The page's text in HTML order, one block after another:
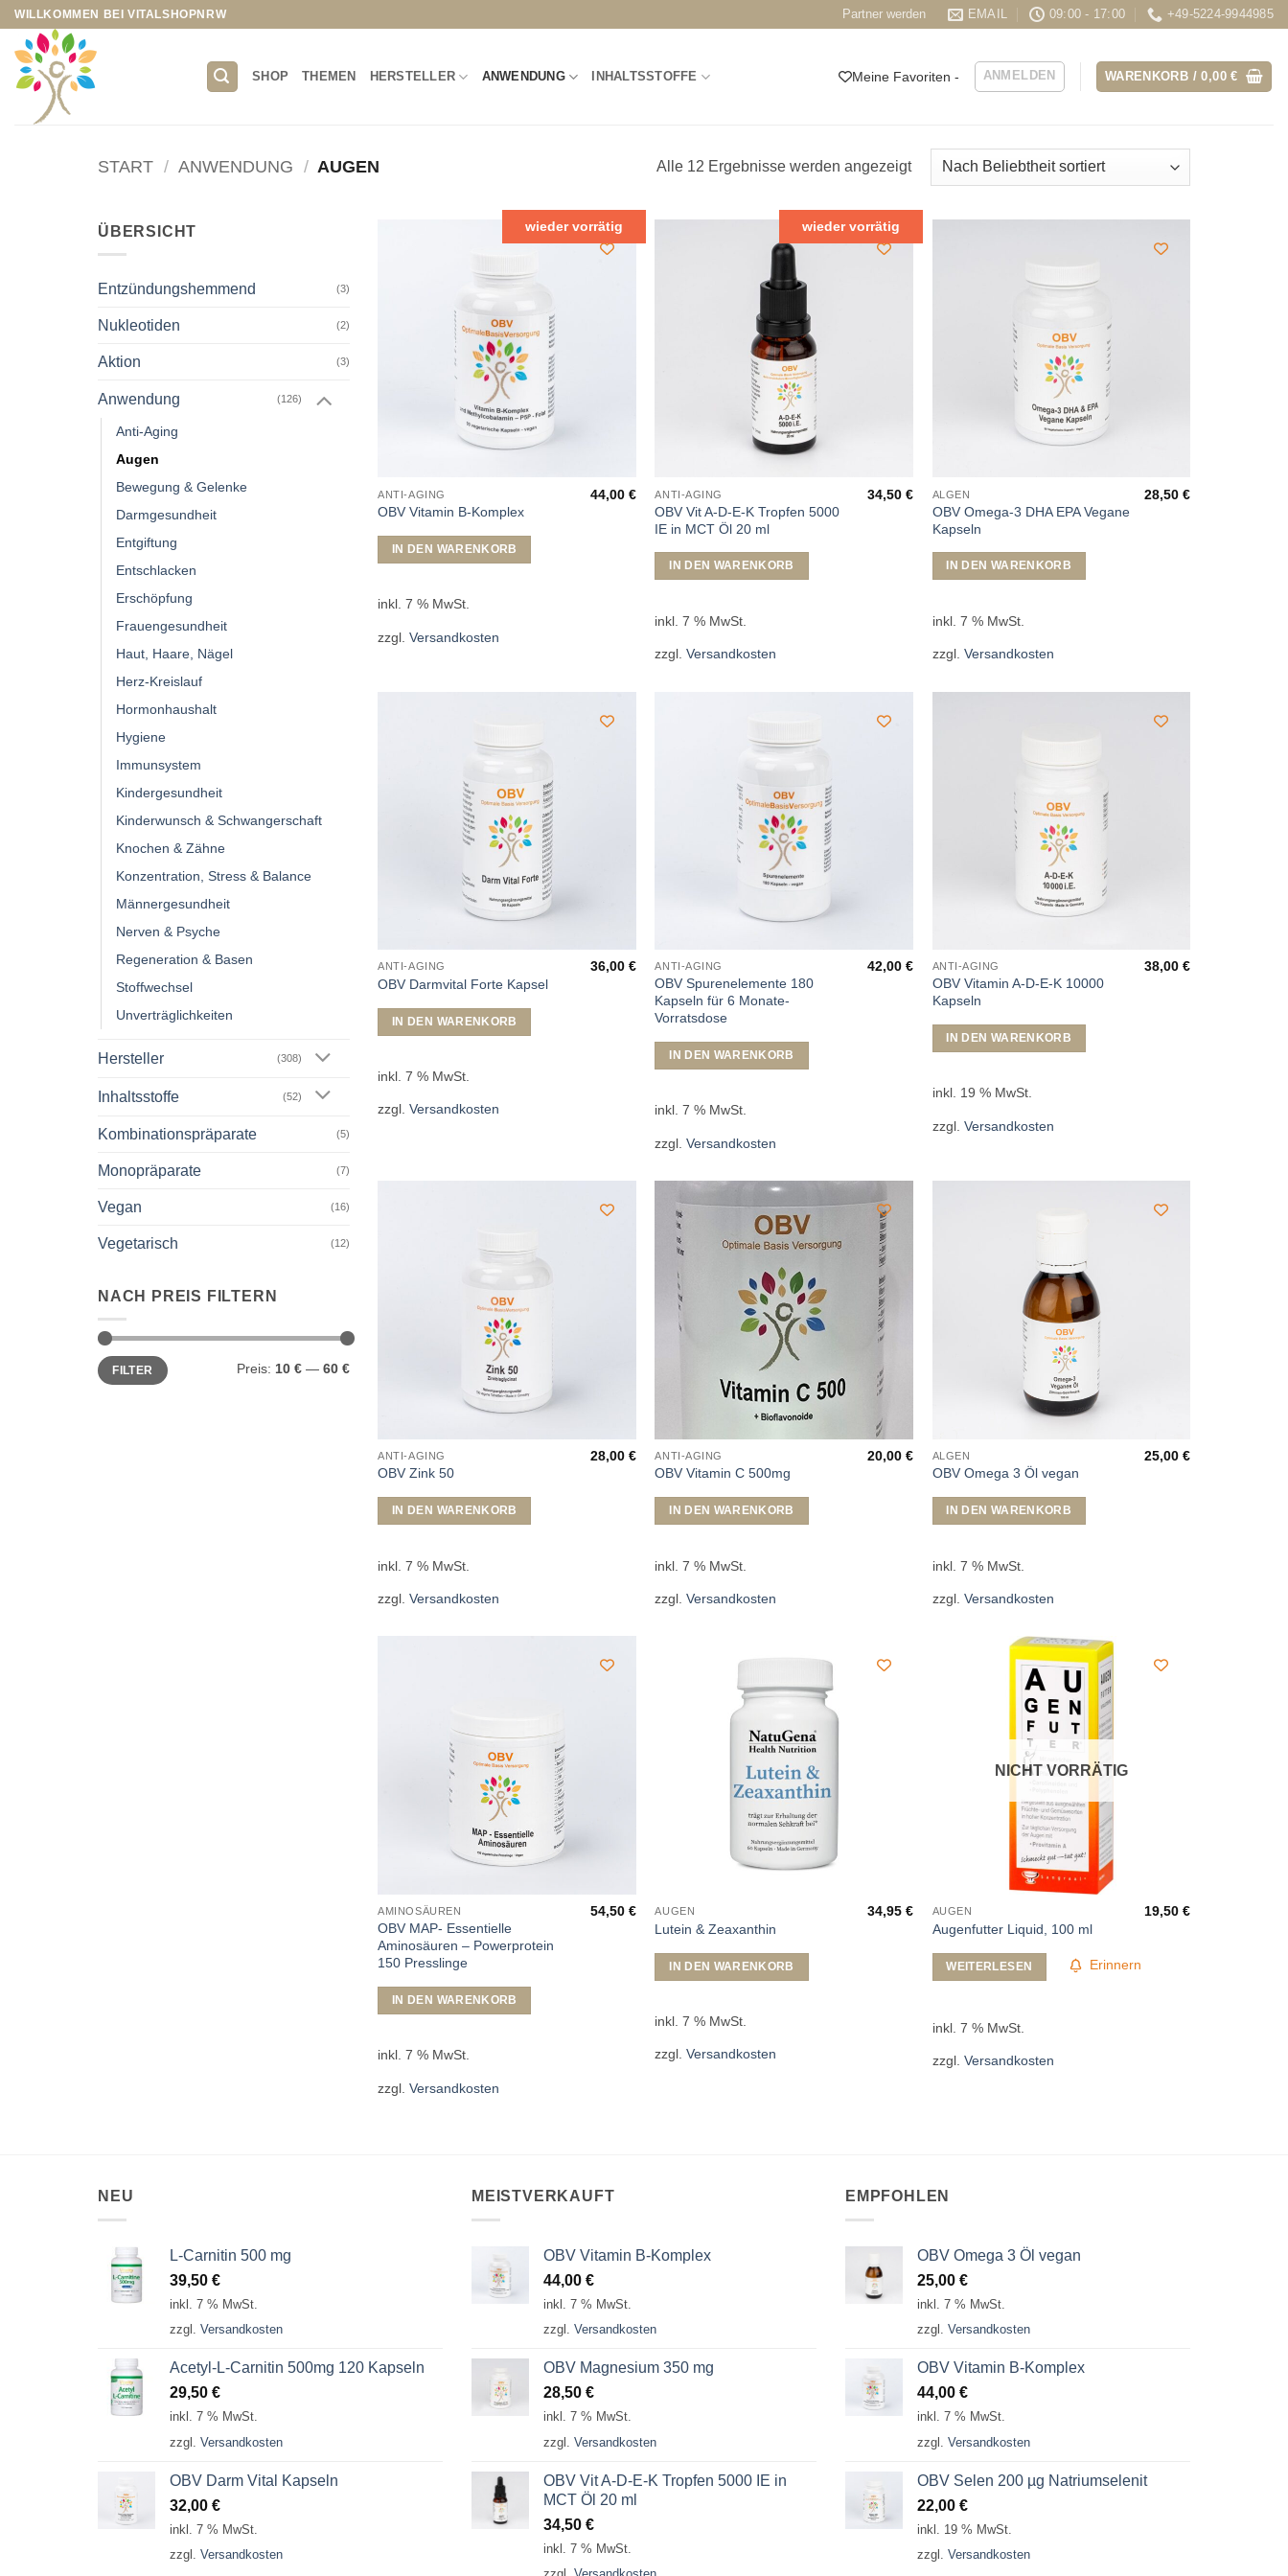
Zum
springen
WILLKOMMEN BEI VITALSHOPNRW Partner werden EMAIL 09:00 - 17:00 +49-5224-9944985
SHOP THEMEN HERSTELLER ANWENDUNG INHALTSSTOFFE Meine Favoriten - ANMELDEN WARENKORB /0,00€
START / ANWENDUNG / AUGEN Alle 12 Ergebnisse werden angezeigtNach
Beliebtheit
sortiert
ÜBERSICHT
Entzündungshemmend (3)
Nukleotiden (2)
Aktion (3)
Anwendung (126)
Anti-Aging
Augen
Bewegung & Gelenke
Darmgesundheit
Entgiftung
Entschlacken
Erschöpfung
Frauengesundheit
Haut, Haare, Nägel
Herz-Kreislauf
Hormonhaushalt
Hygiene
Immunsystem
Kindergesundheit
Kinderwunsch & Schwangerschaft
Knochen & Zähne
Konzentration, Stress & Balance
Männergesundheit
Nerven & Psyche
Regeneration & Basen
Stoffwechsel
Unverträglichkeiten
Hersteller (308)
Inhaltsstoffe (52)
Kombinationspräparate (5)
Monopräparate (7)
Vegan (16)
Vegetarisch (12)
NACH PREIS FILTERN
Min.
Preis
Max.
PreisFILTER Preis: 10 €— 60 €
wieder vorrätig
ANTI-AGING
OBV Vitamin B-Komplex
44,00 €
IN DEN WARENKORB
inkl. 7 % MwSt.
zzgl.Versandkosten
wieder vorrätig
ANTI-AGING
OBV Vit A-D-E-K Tropfen 5000
IE in MCT Öl 20 ml
34,50€
IN DEN WARENKORB
inkl. 7 % MwSt.
zzgl.Versandkosten
ALGEN
OBV Omega-3 DHA EPA Vegane
Kapseln
28,50€
IN DEN WARENKORB
inkl. 7 % MwSt.
zzgl. Versandkosten
ANTI-AGING
OBV Darmvital Forte Kapsel
36,00 €
IN DEN WARENKORB
inkl. 7 % MwSt.
zzgl.Versandkosten
ANTI-AGING
OBV Spurenelemente 180
Kapseln für 6 Monate-
Vorratsdose
42,00€
IN DEN WARENKORB
inkl. 7 % MwSt.
zzgl.Versandkosten
ANTI-AGING
OBV Vitamin A-D-E-K 10000
Kapseln
38,00€
IN DEN WARENKORB
inkl. 19 % MwSt.
zzgl. Versandkosten
ANTI-AGING
OBV Zink 50
28,00 €
IN DEN WARENKORB
inkl. 7 % MwSt.
zzgl.Versandkosten
ANTI-AGING
OBV Vitamin C 500mg
20,00€
IN DEN WARENKORB
inkl. 7 % MwSt.
zzgl.Versandkosten
ALGEN
OBV Omega 3 Öl vegan
25,00€
IN DEN WARENKORB
inkl. 7 % MwSt.
zzgl. Versandkosten
AMINOSÄUREN
OBV MAP- Essentielle
Aminosäuren – Powerprotein
150 Presslinge
54,50 €
IN DEN WARENKORB
inkl. 7 % MwSt.
zzgl.Versandkosten
AUGEN
Lutein & Zeaxanthin
34,95€
IN DEN WARENKORB
inkl. 7 % MwSt.
zzgl.Versandkosten
NICHT VORRÄTIG
AUGEN
Augenfutter Liquid, 100 ml
19,50€
WEITERLESEN Erinnern
inkl. 7 % MwSt.
zzgl. Versandkosten
NEU
L-Carnitin 500 mg
39,50 €
inkl. 7 % MwSt.
zzgl. Versandkosten
Acetyl-L-Carnitin 500mg 120 Kapseln
29,50 €
inkl. 7 % MwSt.
zzgl. Versandkosten
OBV Darm Vital Kapseln
32,00 €
inkl. 7 % MwSt.
zzgl. Versandkosten
MEISTVERKAUFT
OBV Vitamin B-Komplex
44,00 €
inkl. 7 % MwSt.
zzgl. Versandkosten
OBV Magnesium 350 mg
28,50 €
inkl. 7 % MwSt.
zzgl. Versandkosten
OBV Vit A-D-E-K Tropfen 5000 IE in
MCT Öl 20 ml
34,50 €
inkl. 7 % MwSt.
EMPFOHLEN
OBV Omega 3 Öl vegan
25,00 €
inkl. 7 % MwSt.
zzgl. Versandkosten
OBV Vitamin B-Komplex
44,00 €
inkl. 7 % MwSt.
zzgl. Versandkosten
OBV Selen 200 µg Natriumselenit
22,00 €
inkl. 19 % MwSt.
zzgl. Versandkosten